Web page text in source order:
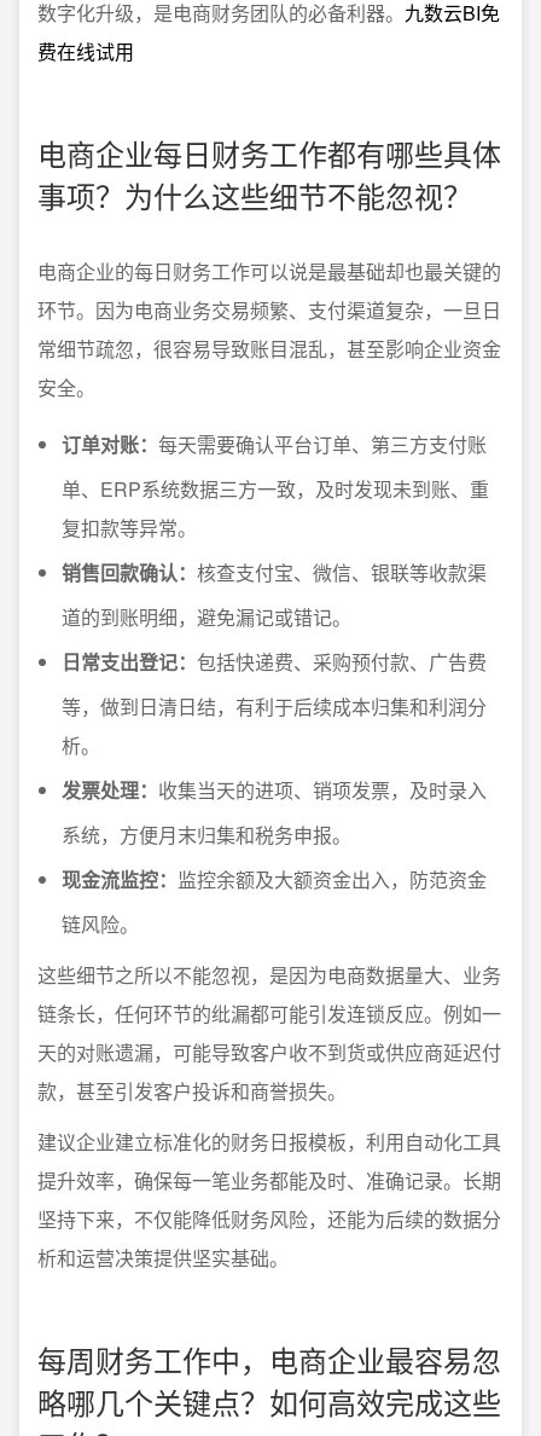
数字化升级，是电商财务团队的必备利器。 九数云BI免
费在线试用
电商企业每日财务工作都有哪些具体
事项？为什么这些细节不能忽视？
电商企业的每日财务工作可以说是最基础却也最关键的
环节。因为电商业务交易频繁、支付渠道复杂，一旦日
常细节疏忽，很容易导致账目混乱，甚至影响企业资金
安全。
订单对账： 每天需要确认平台订单、第三方支付账
单、ERP系统数据三方一致，及时发现未到账、重
复扣款等异常。
销售回款确认： 核查支付宝、微信、银联等收款渠
道的到账明细，避免漏记或错记。
日常支出登记： 包括快递费、采购预付款、广告费
等，做到日清日结，有利于后续成本归集和利润分
析。
发票处理： 收集当天的进项、销项发票，及时录入
系统，方便月末归集和税务申报。
现金流监控： 监控余额及大额资金出入，防范资金
链风险。
这些细节之所以不能忽视，是因为电商数据量大、业务
链条长，任何环节的纰漏都可能引发连锁反应。例如一
天的对账遗漏，可能导致客户收不到货或供应商延迟付
款，甚至引发客户投诉和商誉损失。
建议企业建立标准化的财务日报模板，利用自动化工具
提升效率，确保每一笔业务都能及时、准确记录。长期
坚持下来，不仅能降低财务风险，还能为后续的数据分
析和运营决策提供坚实基础。
每周财务工作中，电商企业最容易忽
略哪几个关键点？如何高效完成这些